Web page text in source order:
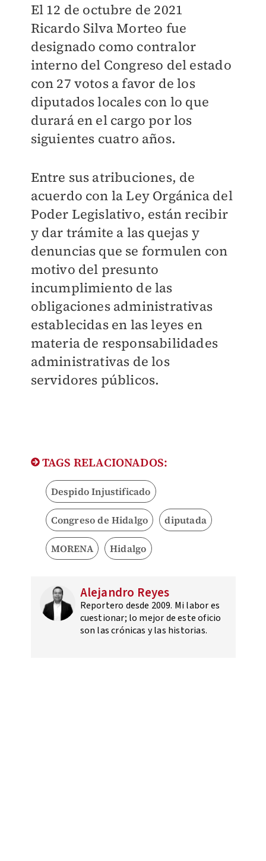
El 12 de octubre de 2021
Ricardo Silva Morteo fue
designado como contralor
interno del Congreso del estado
con 27 votos a favor de los
diputados locales con lo que
durará en el cargo por los
siguientes cuatro años.
Entre sus atribuciones, de
acuerdo con la Ley Orgánica del
Poder Legislativo, están recibir
y dar trámite a las quejas y
denuncias que se formulen con
motivo del presunto
incumplimiento de las
obligaciones administrativas
establecidas en las leyes en
materia de responsabilidades
administrativas de los
servidores públicos.
TAGS RELACIONADOS:
Despido Injustificado
Congreso de Hidalgo diputada
MORENA Hidalgo
Alejandro Reyes
Reportero desde 2009. Mi labor es
cuestionar; lo mejor de este oficio
son las crónicas y las historias.